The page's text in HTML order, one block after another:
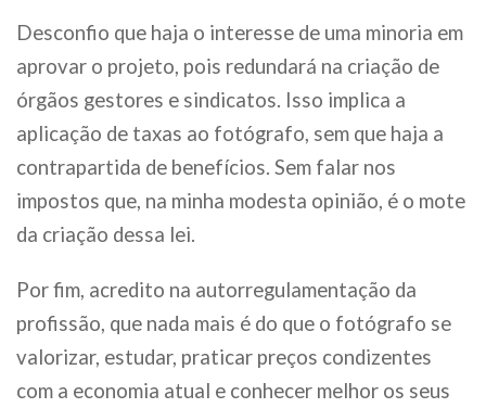
Desconfio que haja o interesse de uma minoria em
aprovar o projeto, pois redundará na criação de
órgãos gestores e sindicatos. Isso implica a
aplicação de taxas ao fotógrafo, sem que haja a
contrapartida de benefícios. Sem falar nos
impostos que, na minha modesta opinião, é o mote
da criação dessa lei.
Por fim, acredito na autorregulamentação da
profissão, que nada mais é do que o fotógrafo se
valorizar, estudar, praticar preços condizentes
com a economia atual e conhecer melhor os seus